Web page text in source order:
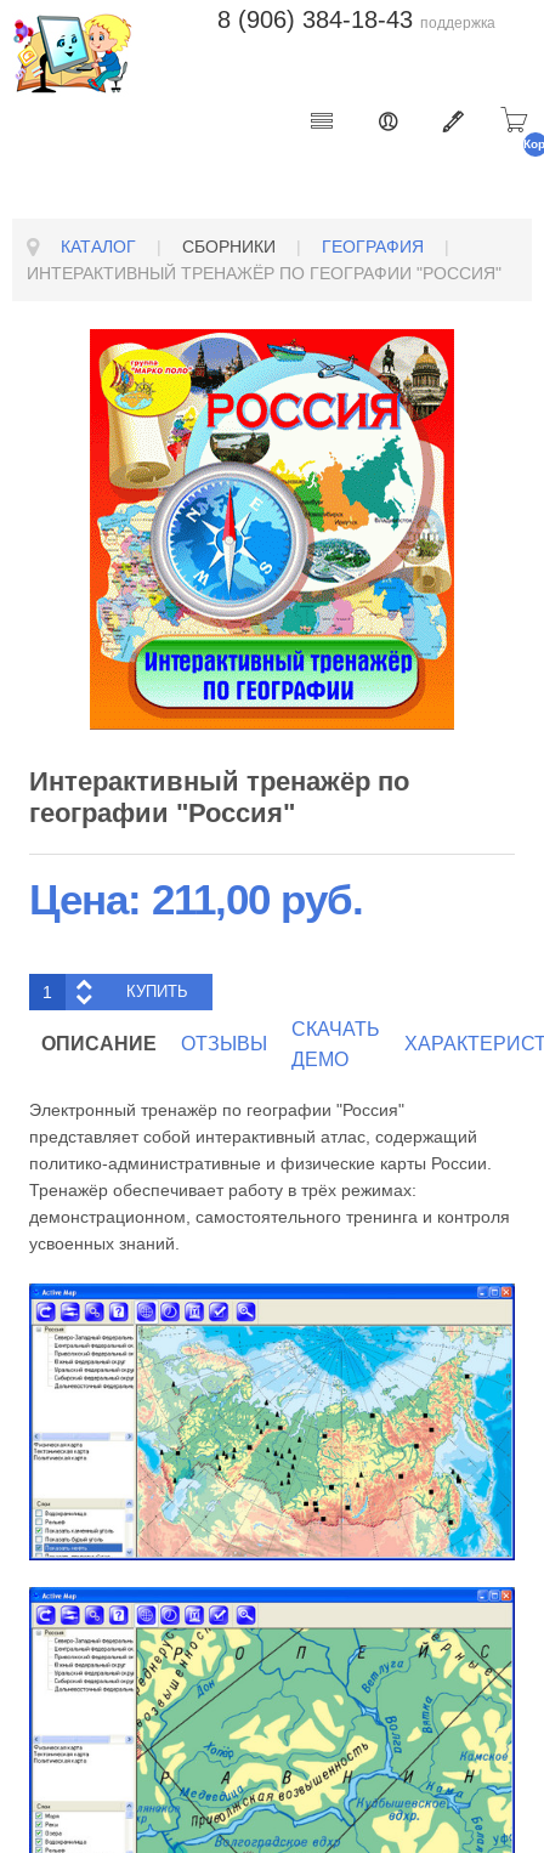
8 (906) 384-18-43 поддержка
КАТАЛОГ | СБОРНИКИ | ГЕОГРАФИЯ
|
ИНТЕРАКТИВНЫЙ ТРЕНАЖЁР ПО ГЕОГРАФИИ "РОССИЯ"
Интерактивный тренажёр по
географии "Россия"
Цена: 211,00 руб.
ОПИСАНИЕ ОТЗЫВЫ
СКАЧАТЬ
ДЕМО
Электронный тренажёр по географии "Россия"
представляет собой интерактивный атлас, содержащий
политико-административные и физические карты России.
Тренажёр обеспечивает работу в трёх режимах:
демонстрационном, самостоятельного тренинга и контроля
усвоенных знаний.